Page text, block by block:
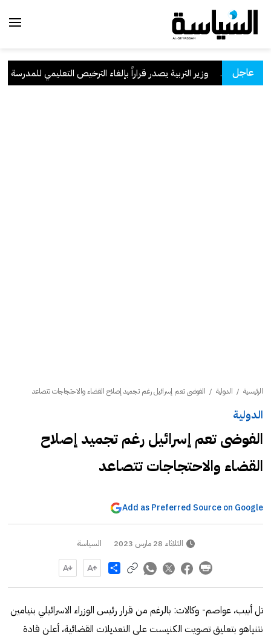
عاجل وزير التربية يصدر قراراً بإلغاء الترخيص التعليمي للمدرسة
الرئيسية / الدولية / الفوضى تعم إسرائيل رغم تجميد إصلاح القضاء والاحتجاجات تتصاعد
الدولية
الفوضى تعم إسرائيل رغم تجميد إصلاح
القضاء والاحتجاجات تتصاعد
Add as Preferred Source on Google
الثلاثاء 28 مارس 2023 السياسة
Share
تل أبيب، عواصم- وكالات: بالرغم من قرار رئيس الوزراء الاسرائيلي بنيامين
نتنياهو بتعليق تصويت الكنيست على التعديلات القضائية، أعلن قادة